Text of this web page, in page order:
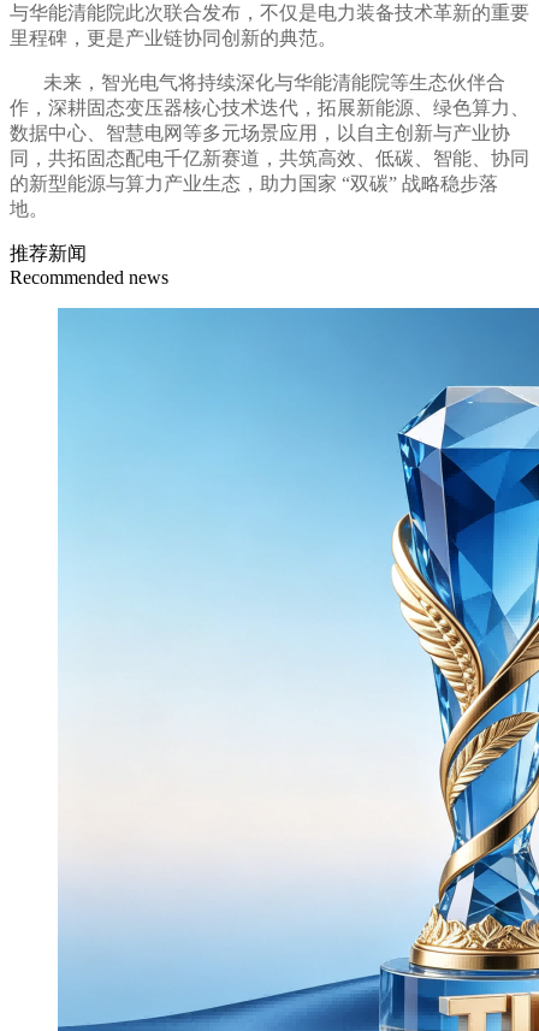
与华能清能院此次联合发布，不仅是电力装备技术革新的重要
里程碑，更是产业链协同创新的典范。
未来，智光电气将持续深化与华能清能院等生态伙伴合
作，深耕固态变压器核心技术迭代，拓展新能源、绿色算力、
数据中心、智慧电网等多元场景应用，以自主创新与产业协
同，共拓固态配电千亿新赛道，共筑高效、低碳、智能、协同
的新型能源与算力产业生态，助力国家 “双碳” 战略稳步落
地。
推荐新闻
Recommended news